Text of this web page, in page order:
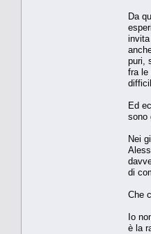
Da
puri,
fra le
Ed
sono
Nei
di
Che
Io
è la